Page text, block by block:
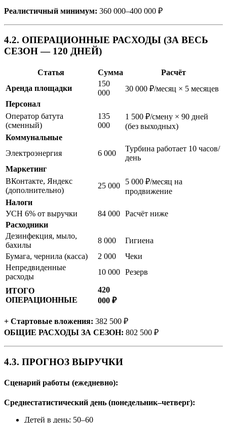
Реалистичный минимум: 360 000–400 000 ₽
4.2. ОПЕРАЦИОННЫЕ РАСХОДЫ (ЗА ВЕСЬ
СЕЗОН — 120 ДНЕЙ)
Статья Сумма
Расчёт
Аренда площадки
150
000
30 000 ₽/месяц × 5 месяцев
Персонал
Оператор батута
(сменный)
135
000
1 500 ₽/смену × 90 дней
(без выходных)
Коммунальные
Электроэнергия
6 000
Турбина работает 10 часов/
день
Маркетинг
ВКонтакте, Яндекс
(дополнительно)
25 000
5 000 ₽/месяц на
продвижение
Налоги
УСН 6% от выручки
84 000 Расчёт ниже
Расходники
Дезинфекция, мыло,
бахилы
8 000
Гигиена
Бумага, чернила (касса)
2 000
Чеки
Непредвиденные
расходы
10 000 Резерв
ИТОГО
ОПЕРАЦИОННЫЕ
420
000 ₽
+ Стартовые вложения: 382 500 ₽
ОБЩИЕ РАСХОДЫ ЗА СЕЗОН: 802 500 ₽
4.3. ПРОГНОЗ ВЫРУЧКИ
Сценарий работы (ежедневно):
Среднестатистический день (понедельник–четверг):
Детей в день: 50–60